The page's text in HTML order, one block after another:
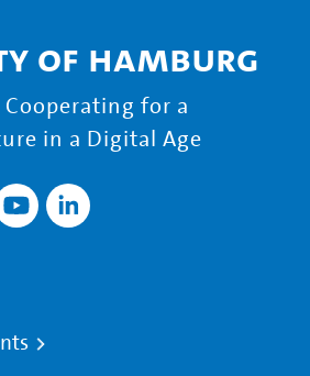
of Hamburg
for a
in a Digital Age